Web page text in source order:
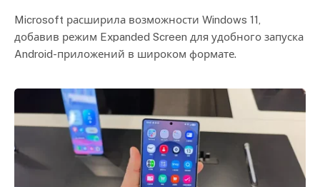
Microsoft расширила возможности Windows 11,
добавив режим Expanded Screen для удобного запуска
Android-приложений в широком формате.